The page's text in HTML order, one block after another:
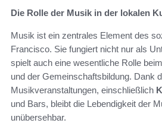
Die Rolle der Musik in der lokalen
Musik ist ein zentrales Element des
Francisco. Sie fungiert nicht nur als
spielt auch eine wesentliche Rolle
und der Gemeinschaftsbildung. Dank
Musikveranstaltungen, einschließlich
und Bars, bleibt die Lebendigkeit der
unübersehbar.